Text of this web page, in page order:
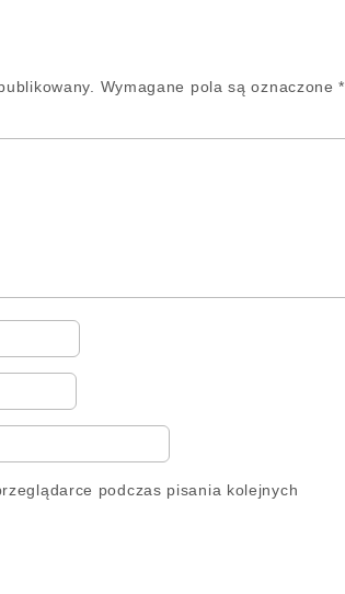
Wymagane pola są oznaczone*
podczas pisania kolejnych